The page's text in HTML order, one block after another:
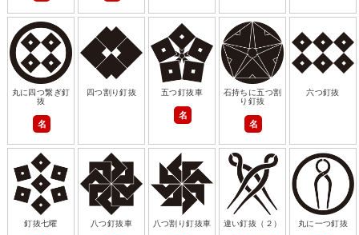
丸に四つ繋ぎ釘
抜
名
四つ割り釘抜 五つ釘抜車
名
石持ちに五つ割
り釘抜
名
六つ釘抜
釘抜七曜 八つ釘抜車 八つ割り釘抜車 違い釘抜（２） 丸に一つ釘抜